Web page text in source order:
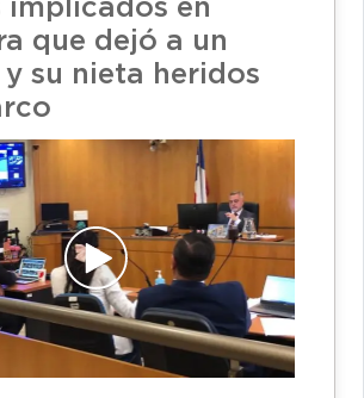
implicados en
que dejó a un
su nieta heridos